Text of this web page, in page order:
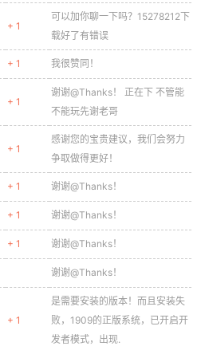
+ 1
可以加你聊一下吗？15278212下
载好了有错误
+ 1 我很赞同！
+ 1
谢谢@Thanks！ 正在下 不管能
不能玩先谢老哥
+ 1
感谢您的宝贵建议，我们会努力
争取做得更好！
+ 1 谢谢@Thanks！
+ 1 谢谢@Thanks！
+ 1 谢谢@Thanks！
谢谢@Thanks！
+ 1
是需要安装的版本！而且安装失
败，1909的正版系统，已开启开
发者模式，出现.